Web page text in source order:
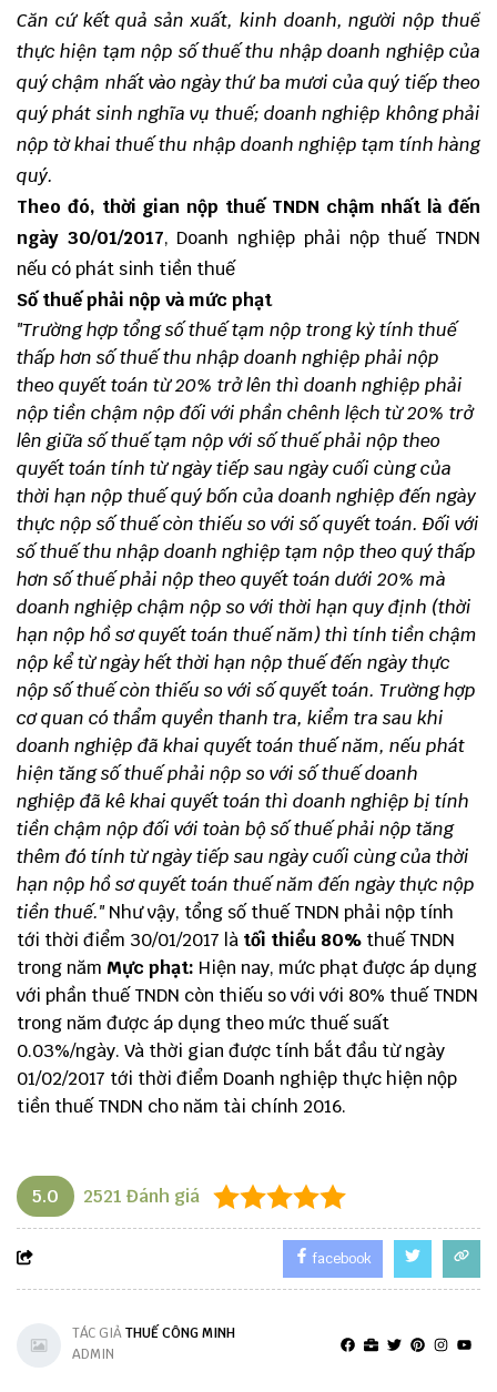
Căn cứ kết quả sản xuất, kinh doanh, người nộp thuế
thực hiện tạm nộp số thuế thu nhập doanh nghiệp của
quý chậm nhất vào ngày thứ ba mươi của quý tiếp theo
quý phát sinh nghĩa vụ thuế; doanh nghiệp không phải
nộp tờ khai thuế thu nhập doanh nghiệp tạm tính hàng
quý.
Theo đó, thời gian nộp thuế TNDN chậm nhất là đến
ngày 30/01/2017, Doanh nghiệp phải nộp thuế TNDN
nếu có phát sinh tiền thuế
Số thuế phải nộp và mức phạt
"Trường hợp tổng số thuế tạm nộp trong kỳ tính thuế
thấp hơn số thuế thu nhập doanh nghiệp phải nộp
theo quyết toán từ 20% trở lên thì doanh nghiệp phải
nộp tiền chậm nộp đối với phần chênh lệch từ 20% trở
lên giữa số thuế tạm nộp với số thuế phải nộp theo
quyết toán tính từ ngày tiếp sau ngày cuối cùng của
thời hạn nộp thuế quý bốn của doanh nghiệp đến ngày
thực nộp số thuế còn thiếu so với số quyết toán. Đối với
số thuế thu nhập doanh nghiệp tạm nộp theo quý thấp
hơn số thuế phải nộp theo quyết toán dưới 20% mà
doanh nghiệp chậm nộp so với thời hạn quy định (thời
hạn nộp hồ sơ quyết toán thuế năm) thì tính tiền chậm
nộp kể từ ngày hết thời hạn nộp thuế đến ngày thực
nộp số thuế còn thiếu so với số quyết toán. Trường hợp
cơ quan có thẩm quyền thanh tra, kiểm tra sau khi
doanh nghiệp đã khai quyết toán thuế năm, nếu phát
hiện tăng số thuế phải nộp so với số thuế doanh
nghiệp đã kê khai quyết toán thì doanh nghiệp bị tính
tiền chậm nộp đối với toàn bộ số thuế phải nộp tăng
thêm đó tính từ ngày tiếp sau ngày cuối cùng của thời
hạn nộp hồ sơ quyết toán thuế năm đến ngày thực nộp
tiền thuế."Như vậy, tổng số thuế TNDN phải nộp tính
tới thời điểm 30/01/2017 là tối thiểu 80% thuế TNDN
trong năm Mực phạt: Hiện nay, mức phạt được áp dụng
với phần thuế TNDN còn thiếu so với với 80% thuế TNDN
trong năm được áp dụng theo mức thuế suất
0.03%/ngày. Và thời gian được tính bắt đầu từ ngày
01/02/2017 tới thời điểm Doanh nghiệp thực hiện nộp
tiền thuế TNDN cho năm tài chính 2016.
5.0 2521 Đánh giá
facebook
TÁC GIẢTHUẾ CÔNG MINH
ADMIN